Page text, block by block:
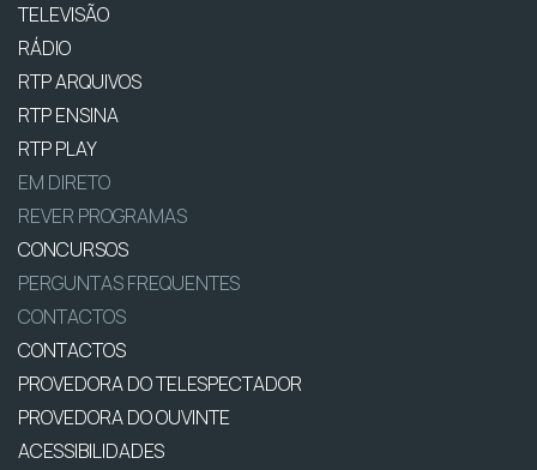
TELEVISÃO
RÁDIO
RTP ARQUIVOS
RTP ENSINA
RTP PLAY
EM DIRETO
REVER PROGRAMAS
CONCURSOS
PERGUNTAS FREQUENTES
CONTACTOS
CONTACTOS
PROVEDORA DO TELESPECTADOR
PROVEDORA DO OUVINTE
ACESSIBILIDADES